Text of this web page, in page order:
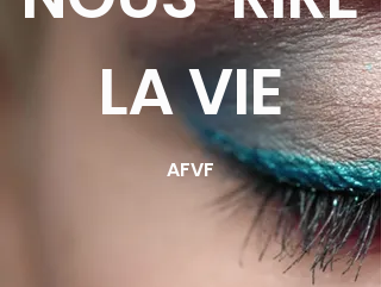
LA VIE
AFVF